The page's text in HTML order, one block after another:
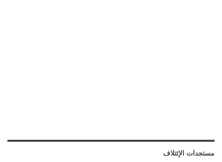
مستجدات الإئتلاف